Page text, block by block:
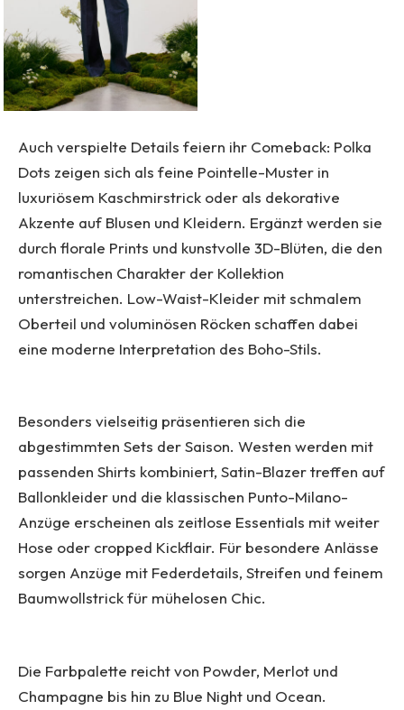
Auch verspielte Details feiern ihr Comeback: Polka
Dots zeigen sich als feine Pointelle-Muster in
luxuriösem Kaschmirstrick oder als dekorative
Akzente auf Blusen und Kleidern. Ergänzt werden sie
durch florale Prints und kunstvolle 3D-Blüten, die den
romantischen Charakter der Kollektion
unterstreichen. Low-Waist-Kleider mit schmalem
Oberteil und voluminösen Röcken schaffen dabei
eine moderne Interpretation des Boho-Stils.
Besonders vielseitig präsentieren sich die
abgestimmten Sets der Saison. Westen werden mit
passenden Shirts kombiniert, Satin-Blazer treffen auf
Ballonkleider und die klassischen Punto-Milano-
Anzüge erscheinen als zeitlose Essentials mit weiter
Hose oder cropped Kickflair. Für besondere Anlässe
sorgen Anzüge mit Federdetails, Streifen und feinem
Baumwollstrick für mühelosen Chic.
Die Farbpalette reicht von Powder, Merlot und
Champagne bis hin zu Blue Night und Ocean.